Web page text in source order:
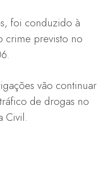
foi conduzido à
crime previsto no
vão continuar
de drogas no
Civil.